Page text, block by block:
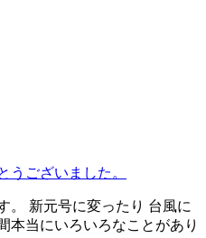
うございました。
。 新元号に変ったり 台風に
本当にいろいろなことがあり